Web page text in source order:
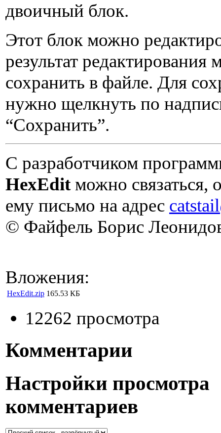
двоичный блок.
Этот блок можно
результат редактирования
сохранить в файле. Для
нужно щелкнуть по
“Сохранить”.
С разработчиком
HexEditможно связаться,
ему письмо на адрес
© Файфель Борис
Вложения:
HexEdit.zip 165.53 КБ
12262 просмотра
Комментарии
Настройки просмотра
комментариев